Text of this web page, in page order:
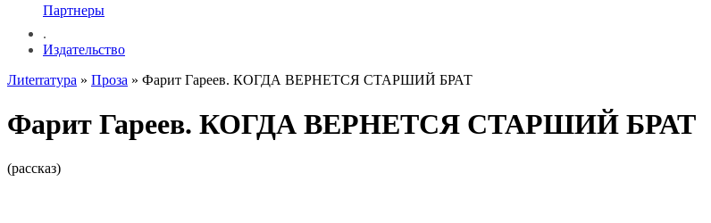
Партнеры
.
Издательство
Лиterraтура » Проза » Фарит Гареев. КОГДА ВЕРНЕТСЯ СТАРШИЙ БРАТ
Фарит Гареев. КОГДА ВЕРНЕТСЯ СТАРШИЙ БРАТ
(рассказ)